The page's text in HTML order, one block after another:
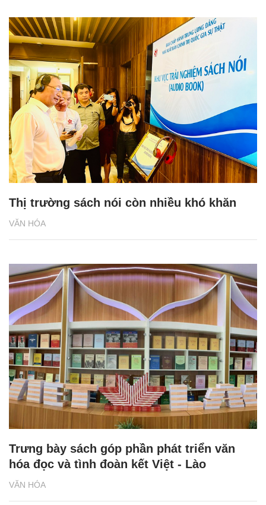
VĂN HÓA
Thị trường sách nói còn nhiều khó khăn
VĂN HÓA
Trưng bày sách góp phần phát triển văn
hóa đọc và tình đoàn kết Việt - Lào